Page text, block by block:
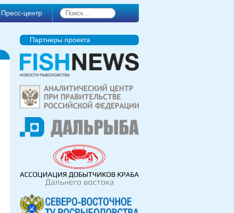
Пресс-центр
Партнеры проекта